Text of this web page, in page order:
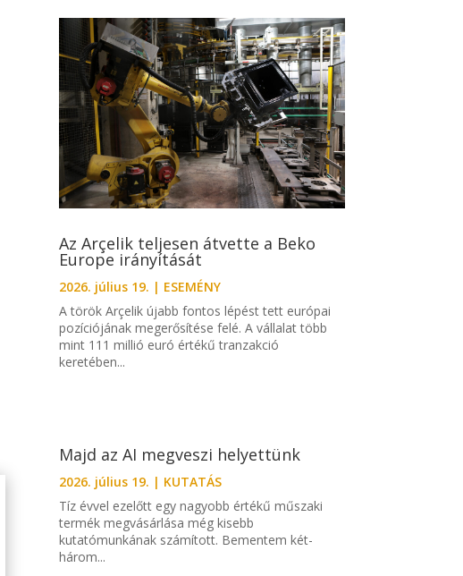
Az Arçelik teljesen átvette a Beko
Europe irányítását
2026. július 19. | ESEMÉNY
A török Arçelik újabb fontos lépést tett európai
pozíciójának megerősítése felé. A vállalat több
mint 111 millió euró értékű tranzakció
keretében...
Majd az AI megveszi helyettünk
2026. július 19. | KUTATÁS
Tíz évvel ezelőtt egy nagyobb értékű műszaki
termék megvásárlása még kisebb
kutatómunkának számított. Bementem két-
három...